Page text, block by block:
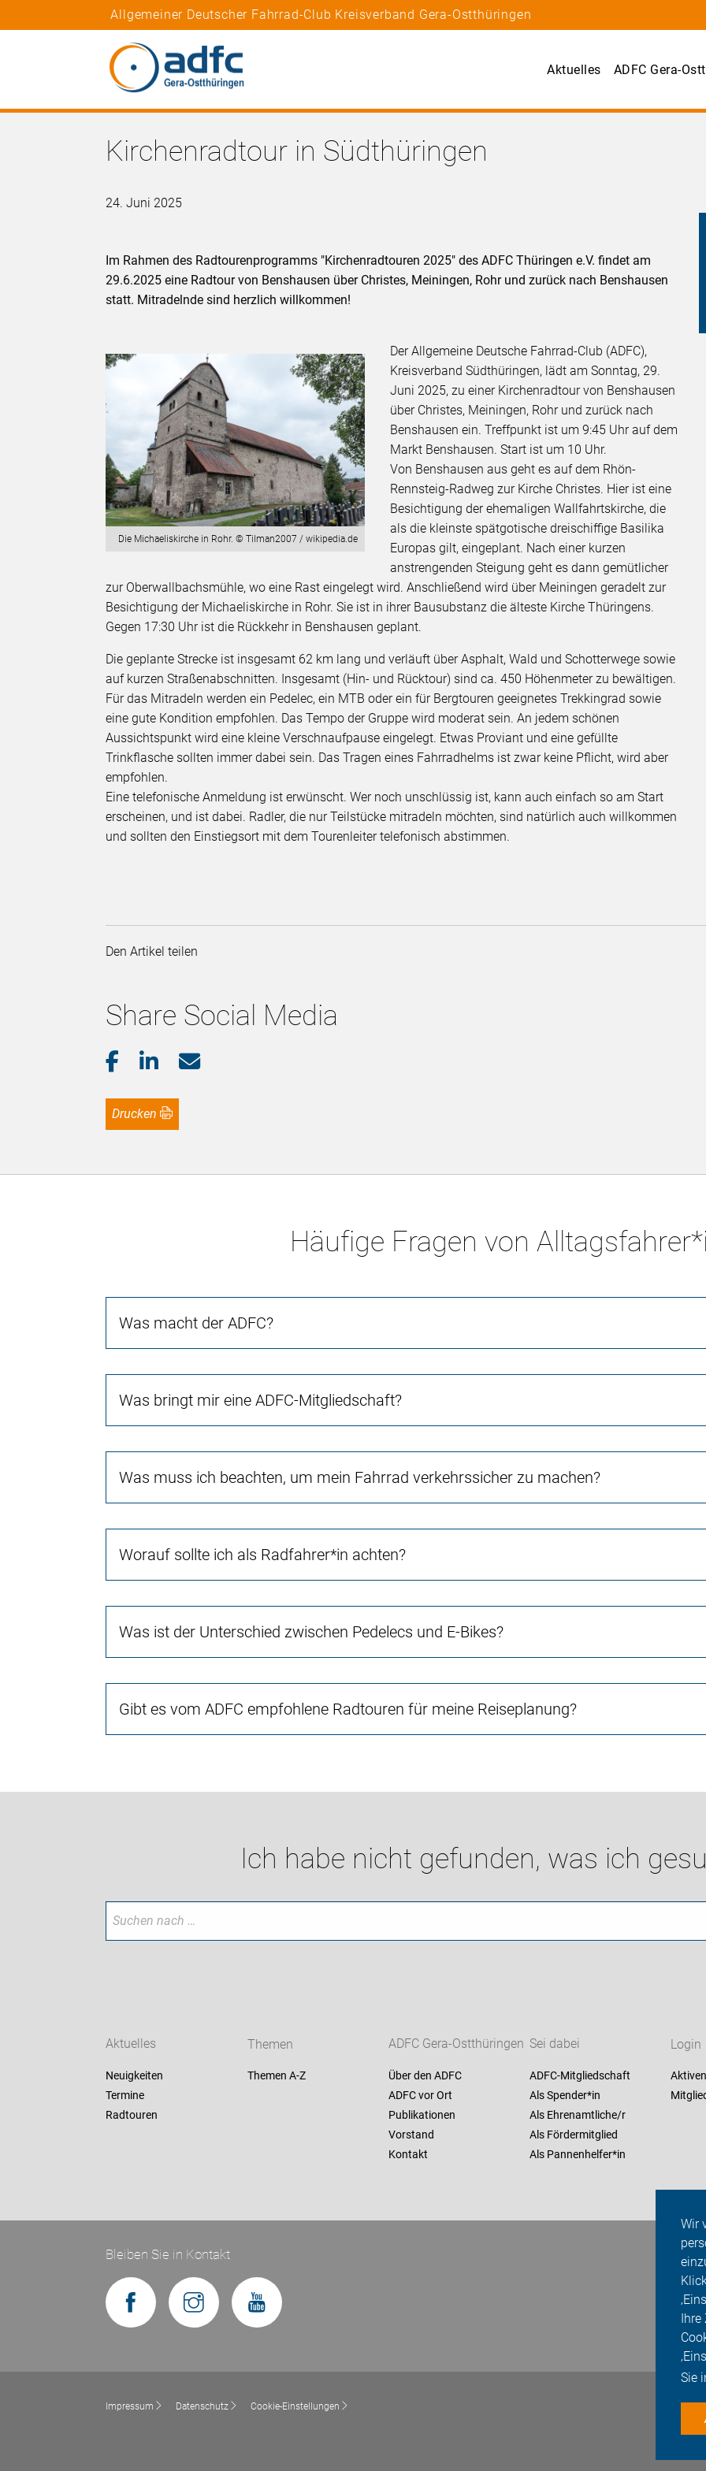
Wir
Ihre
Sie
Allgemeiner Deutscher Fahrrad-Club Kreisverband Gera-Ostthüringen
Aktuelles ADFC Gera-
Kirchenradtour in Südthüringen
24. Juni 2025
Im Rahmen des Radtourenprogramms "Kirchenradtouren 2025" des ADFC Thüringen e.V. findet am
29.6.2025 eine Radtour von Benshausen über Christes, Meiningen, Rohr und zurück nach Benshausen
statt. Mitradelnde sind herzlich willkommen!
Die Michaeliskirche in Rohr. © Tilman2007 / wikipedia.de
Der Allgemeine Deutsche Fahrrad-Club (ADFC),
Kreisverband Südthüringen, lädt am Sonntag, 29.
Juni 2025, zu einer Kirchenradtour von Benshausen
über Christes, Meiningen, Rohr und zurück nach
Benshausen ein. Treffpunkt ist um 9:45 Uhr auf dem
Markt Benshausen. Start ist um 10 Uhr.
Von Benshausen aus geht es auf dem Rhön-
Rennsteig-Radweg zur Kirche Christes. Hier ist eine
Besichtigung der ehemaligen Wallfahrtskirche, die
als die kleinste spätgotische dreischiffige Basilika
Europas gilt, eingeplant. Nach einer kurzen
anstrengenden Steigung geht es dann gemütlicher
zur Oberwallbachsmühle, wo eine Rast eingelegt wird. Anschließend wird über Meiningen geradelt zur
Besichtigung der Michaeliskirche in Rohr. Sie ist in ihrer Bausubstanz die älteste Kirche Thüringens.
Gegen 17:30 Uhr ist die Rückkehr in Benshausen geplant.
Die geplante Strecke ist insgesamt 62 km lang und verläuft über Asphalt, Wald und Schotterwege sowie
auf kurzen Straßenabschnitten. Insgesamt (Hin- und Rücktour) sind ca. 450 Höhenmeter zu bewältigen.
Für das Mitradeln werden ein Pedelec, ein MTB oder ein für Bergtouren geeignetes Trekkingrad sowie
eine gute Kondition empfohlen. Das Tempo der Gruppe wird moderat sein. An jedem schönen
Aussichtspunkt wird eine kleine Verschnaufpause eingelegt. Etwas Proviant und eine gefüllte
Trinkflasche sollten immer dabei sein. Das Tragen eines Fahrradhelms ist zwar keine Pflicht, wird aber
empfohlen.
Eine telefonische Anmeldung ist erwünscht. Wer noch unschlüssig ist, kann auch einfach so am Start
erscheinen, und ist dabei. Radler, die nur Teilstücke mitradeln möchten, sind natürlich auch willkommen
und sollten den Einstiegsort mit dem Tourenleiter telefonisch abstimmen.
Den Artikel teilen
Share Social Media
Drucken
Häufige Fragen von
Was macht der ADFC?
Was bringt mir eine ADFC-Mitgliedschaft?
Was muss ich beachten, um mein Fahrrad verkehrssicher zu machen?
Worauf sollte ich als Radfahrer*in achten?
Was ist der Unterschied zwischen Pedelecs und E-Bikes?
Gibt es vom ADFC empfohlene Radtouren für meine Reiseplanung?
Ich habe nicht gefunden, was ich
Aktuelles
Neuigkeiten
Termine
Radtouren
Themen
Themen A-Z
ADFC Gera-Ostthüringen
Über den ADFC
ADFC vor Ort
Publikationen
Vorstand
Kontakt
Sei dabei
ADFC-Mitgliedschaft
Als Spender*in
Als Ehrenamtliche/r
Als Fördermitglied
Als Pannenhelfer*in
Login
Bleiben Sie in Kontakt
Impressum Datenschutz Cookie-Einstellungen